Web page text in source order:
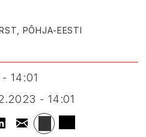
PÕHJA-EESTI
- 14:01
- 14:01